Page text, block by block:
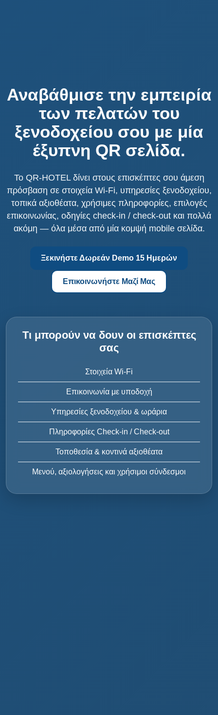
Αναβάθμισε την εμπειρία
των πελατών του
ξενοδοχείου σου με μία
έξυπνη QR σελίδα.
Το QR-HOTEL δίνει στους επισκέπτες σου άμεση
πρόσβαση σε στοιχεία Wi-Fi, υπηρεσίες ξενοδοχείου,
τοπικά αξιοθέατα, χρήσιμες πληροφορίες, επιλογές
επικοινωνίας, οδηγίες check-in / check-out και πολλά
ακόμη — όλα μέσα από μία κομψή mobile σελίδα.
Ξεκινήστε Δωρεάν Demo 15 Ημερών
Επικοινωνήστε Μαζί Μας
Τι μπορούν να δουν οι επισκέπτες
σας
Στοιχεία Wi-Fi
Επικοινωνία με υποδοχή
Υπηρεσίες ξενοδοχείου & ωράρια
Πληροφορίες Check-in / Check-out
Τοποθεσία & κοντινά αξιοθέατα
Μενού, αξιολογήσεις και χρήσιμοι σύνδεσμοι